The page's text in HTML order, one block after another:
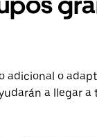
adicional o
a llegar